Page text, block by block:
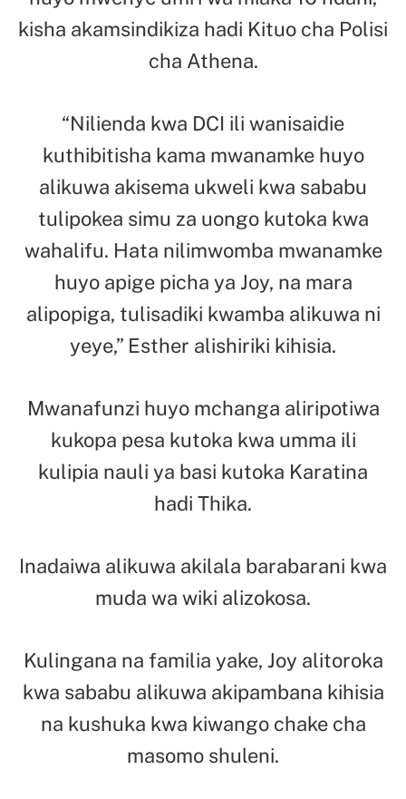
kisha akamsindikiza hadi Kituo cha Polisi
cha Athena.
“Nilienda kwa DCI ili wanisaidie
kuthibitisha kama mwanamke huyo
alikuwa akisema ukweli kwa sababu
tulipokea simu za uongo kutoka kwa
wahalifu. Hata nilimwomba mwanamke
huyo apige picha ya Joy, na mara
alipopiga, tulisadiki kwamba alikuwa ni
yeye,” Esther alishiriki kihisia.
Mwanafunzi huyo mchanga aliripotiwa
kukopa pesa kutoka kwa umma ili
kulipia nauli ya basi kutoka Karatina
hadi Thika.
Inadaiwa alikuwa akilala barabarani kwa
muda wa wiki alizokosa.
Kulingana na familia yake, Joy alitoroka
kwa sababu alikuwa akipambana kihisia
na kushuka kwa kiwango chake cha
masomo shuleni.